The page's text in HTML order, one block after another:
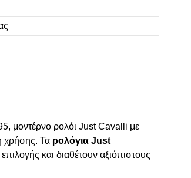
μοντέρνο ρολόι Just Cavalli με
χρήσης. Τα ρολόγια Just
και διαθέτουν αξιόπιστους